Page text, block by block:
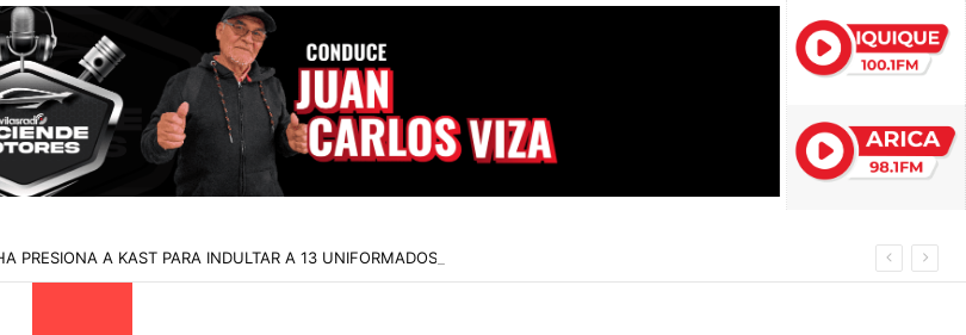
PRESIONA A KAST PARA INDULTAR A 13 UNIFORMADOS DEL ESTALLIDO SOCIAL